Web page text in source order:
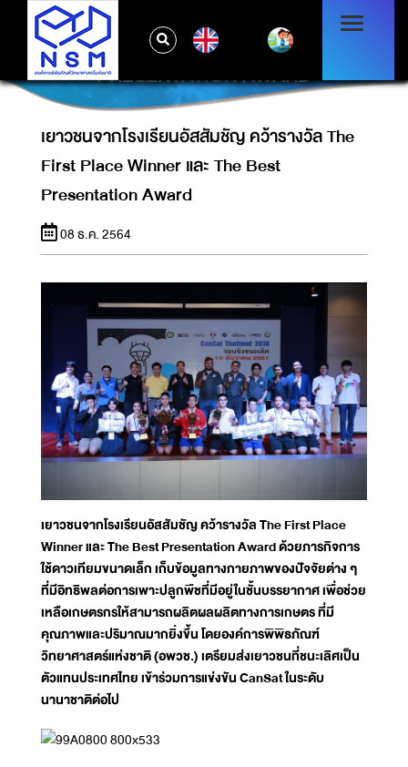
เยาวชนจากโรงเรียนอัสสัมชัญ คว้ารางวัล THE
FIRST PLACE WINNER และ THE BEST
PRESENTATION AWARD
เยาวชนจากโรงเรียนอัสสัมชัญ คว้ารางวัล The
First Place Winner และ The Best
Presentation Award
08 ธ.ค. 2564
เยาวชนจากโรงเรียนอัสสัมชัญ คว้ารางวัล The First Place
Winner และ The Best Presentation Award ด้วยภารกิจการ
ใช้ดาวเทียมขนาดเล็ก เก็บข้อมูลทางกายภาพของปัจจัยต่าง ๆ
ที่มีอิทธิพลต่อการเพาะปลูกพืชที่มีอยู่ในชั้นบรรยากาศ เพื่อช่วย
เหลือเกษตรกรให้สามารถผลิตผลผลิตทางการเกษตร ที่มี
คุณภาพและปริมาณมากยิ่งขึ้น โดยองค์การพิพิธภัณฑ์
วิทยาศาสตร์แห่งชาติ (อพวช.) เตรียมส่งเยาวชนที่ชนะเลิศเป็น
ตัวแทนประเทศไทย เข้าร่วมการแข่งขัน CanSat ในระดับ
นานาชาติต่อไป